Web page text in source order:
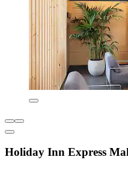
Holiday Inn Express